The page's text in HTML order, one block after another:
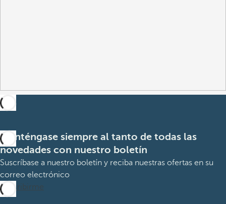
Manténgase siempre al tanto de todas las
novedades con nuestro boletín
Suscríbase a nuestro boletín y reciba nuestras ofertas en su
correo electrónico
Suscribirme